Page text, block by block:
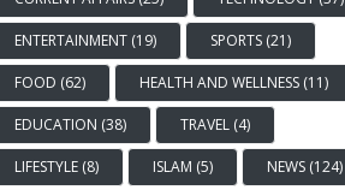
ENTERTAINMENT (19) SPORTS (21)
FOOD (62) HEALTH AND WELLNESS (11)
EDUCATION (38) TRAVEL (4)
LIFESTYLE (8) ISLAM (5) NEWS (124)